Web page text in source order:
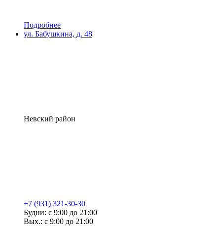
Подробнее
ул. Бабушкина, д. 48
Невский район
+7 (931) 321-30-30
Будни: с 9:00 до 21:00
Вых.: с 9:00 до 21:00